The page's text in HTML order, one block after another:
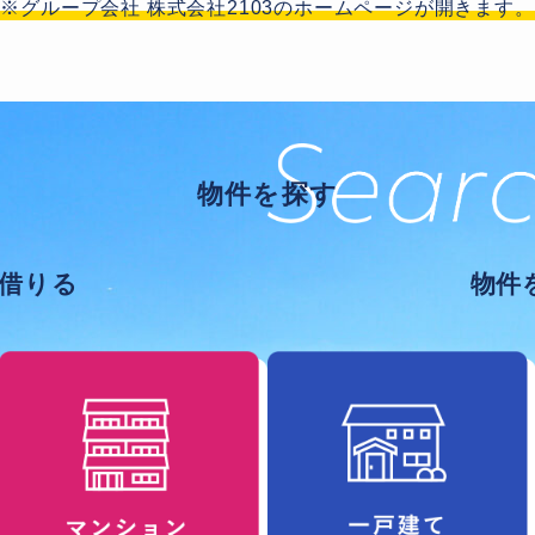
※グループ会社 株式会社2103のホームページが開きます。
物件を探す
りる 物件